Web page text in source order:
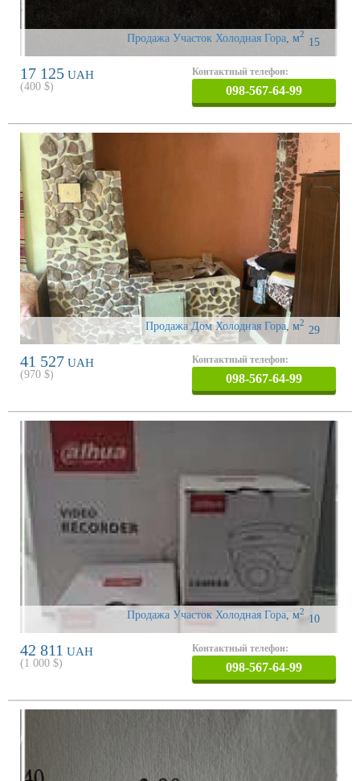
Продажа Участок Холодная Гора 15
м2
17 125 UAH
(400 $)
Контактный телефон:
098-567-64-99
Продажа Дом Холодная Гора, 29
м2
41 527 UAH
(970 $)
Контактный телефон:
098-567-64-99
Продажа Участок Холодная Гора, 10
м2
42 811 UAH
(1 000 $)
Контактный телефон:
098-567-64-99